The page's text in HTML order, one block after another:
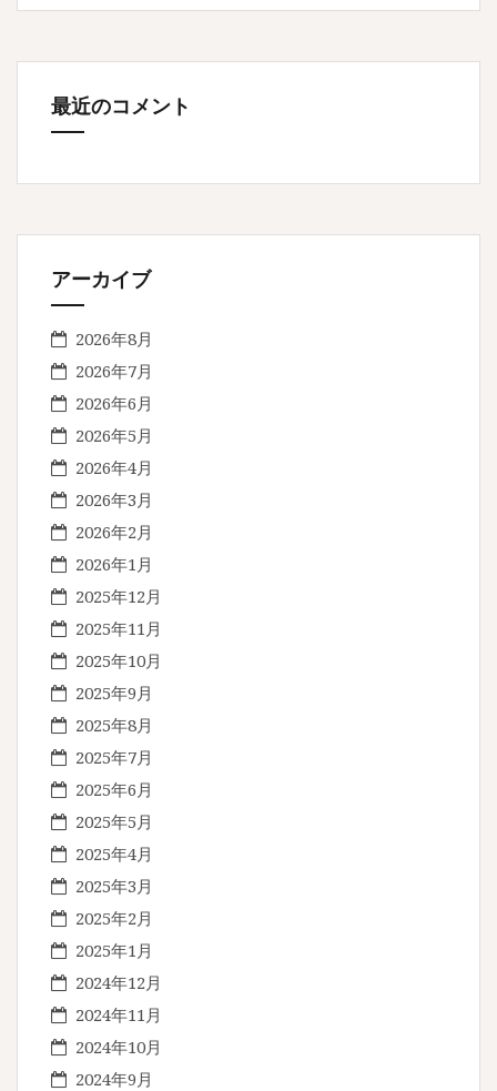
最近のコメント
アーカイブ
2026年8月
2026年7月
2026年6月
2026年5月
2026年4月
2026年3月
2026年2月
2026年1月
2025年12月
2025年11月
2025年10月
2025年9月
2025年8月
2025年7月
2025年6月
2025年5月
2025年4月
2025年3月
2025年2月
2025年1月
2024年12月
2024年11月
2024年10月
2024年9月